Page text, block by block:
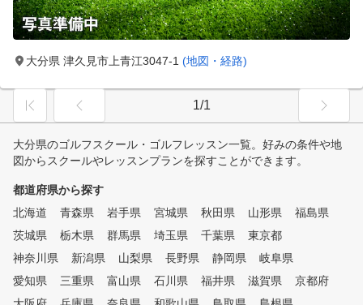
大分県 津久見市上青江3047-1 (地図・経路)
1/1
大分県のゴルフスクール・ゴルフレッスン一覧。好みの条件や地
図からスクールやレッスンプランを探すことができます。
都道府県から探す
北海道
青森県 岩手県 宮城県 秋田県 山形県
福島県
茨城県
栃木県 群馬県 埼玉県 千葉県
東京都
神奈川県
新潟県 山梨県 長野県 静岡県
岐阜県
愛知県
三重県 富山県 石川県 福井県 滋賀県
京都府